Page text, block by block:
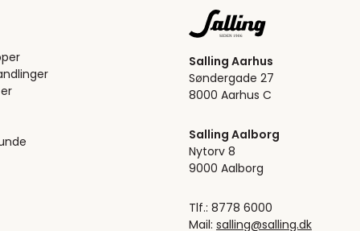
Salling Aarhus
Søndergade 27
8000 Aarhus C
Salling Aalborg
Nytorv 8
9000 Aalborg
Tlf.: 8778 6000
Mail: salling@salling.dk